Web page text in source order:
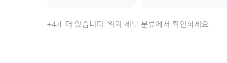
+4개 더 있습니다. 위의 세부 분류에서 확인하세요.